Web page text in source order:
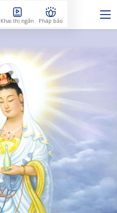
Khai thị ngắn Pháp bảo